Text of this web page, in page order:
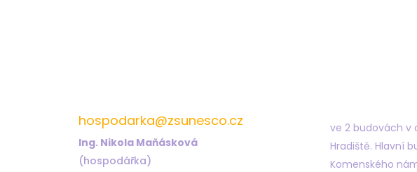
hospodarka@zsunesco.cz
Ing. Nikola Maňásková
(hospodářka)
ve 2 budovách v
Hradiště. Hlavní
Komenského